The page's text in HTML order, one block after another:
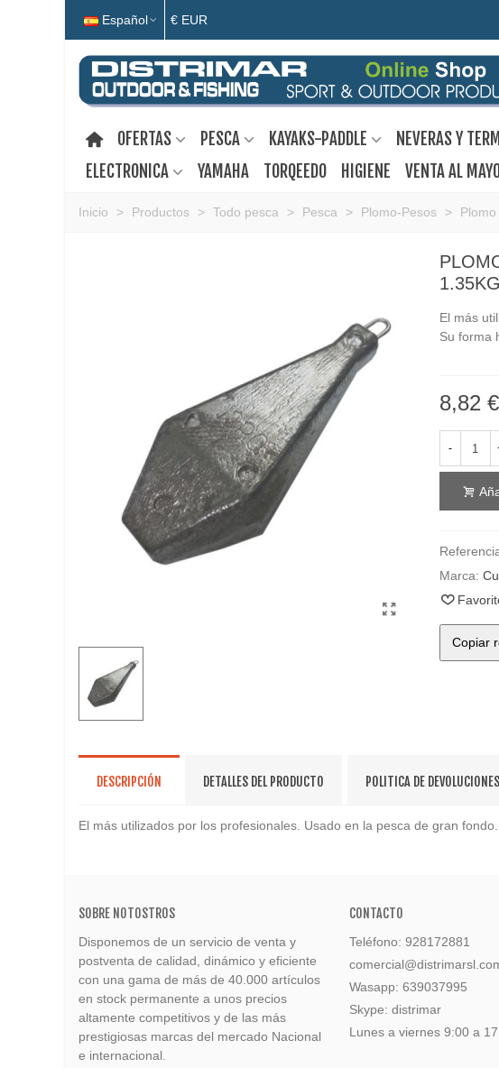
Español € EUR
OFERTAS PESCA KAYAKS-PADDLE NEVERAS Y
ELECTRONICA
YAMAHA TORQEEDO HIGIENE VENTA AL
Inicio > Productos > Todo pesca > Pesca > Plomo-Pesos >
1.35KG
El más
Su forma
8,82 €
-
Marca:
Copiar
DESCRIPCIÓN DETALLES DEL PRODUCTO POLITICA DE DEVOLUCIONES
El más utilizados por los profesionales. Usado en la pesca de gran
SOBRE NOTOSTROS
Disponemos de un servicio de venta y
postventa de calidad, dinámico y eficiente
con una gama de más de 40.000 artículos
en stock permanente a unos precios
altamente competitivos y de las más
prestigiosas marcas del mercado Nacional
e internacional.
CONTACTO
Teléfono: 928172881
Wasapp: 639037995
Skype: distrimar
Lunes a viernes 9:00 a